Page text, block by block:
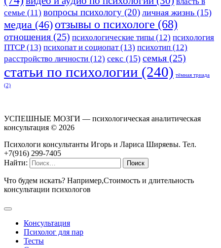
семье (11) вопросы психологу (20) личная жизнь (15)
медиа (46) отзывы о психологе (68)
отношения (25) психологические типы (12) психология
ПТСР (13) психопат и социопат(13) психотип (12)
расстройство личности (12) секс (15) семья (25)
статьи по психологии (240) тёмная триада
(2)
УСПЕШНЫЕ МОЗГИ — психологическая аналитическая
консультация © 2026
Психологи консультанты Игорь и Лариса Ширяевы. Тел.
+7(916) 299-7405
Найти:
Что будем искать? Например,Стоимость и длительность
консультации психологов
Консультация
Психолог для пар
Тесты